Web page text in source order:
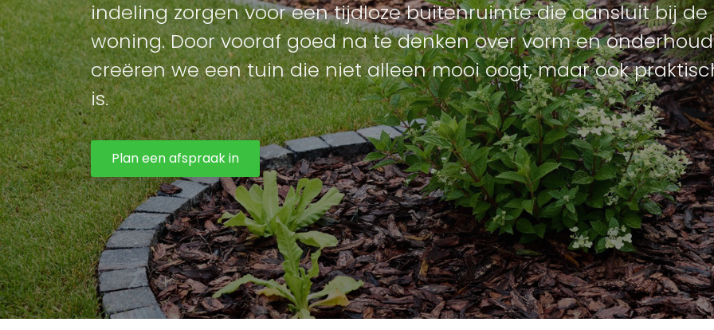
indeling zorgen voor een tijdloze buitenruimte die aansluit bij de
woning. Door vooraf goed na te denken over vorm en onderhoud
creëren we een tuin die niet alleen mooi oogt, maar ook
is.
Plan een afspraak in